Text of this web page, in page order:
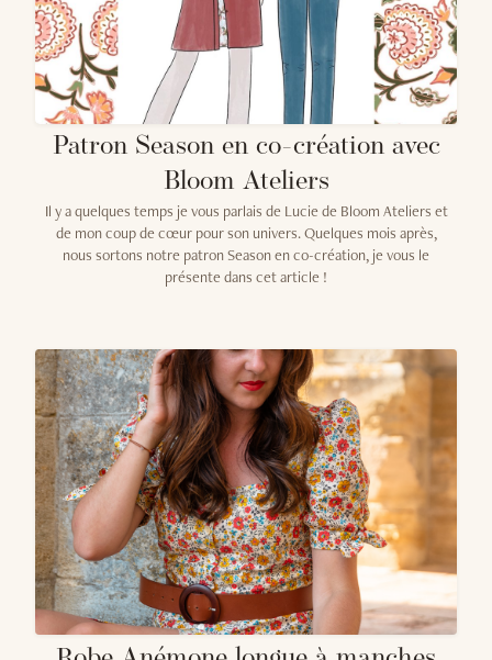
Patron Season en co-création avec
Bloom Ateliers
Il y a quelques temps je vous parlais de Lucie de Bloom Ateliers et
de mon coup de cœur pour son univers. Quelques mois après,
nous sortons notre patron Season en co-création, je vous le
présente dans cet article !